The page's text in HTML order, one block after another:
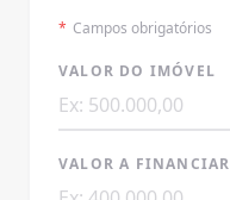
* Campos obrigatórios
VALOR DO IMÓVEL
VALOR A FINANCIAR